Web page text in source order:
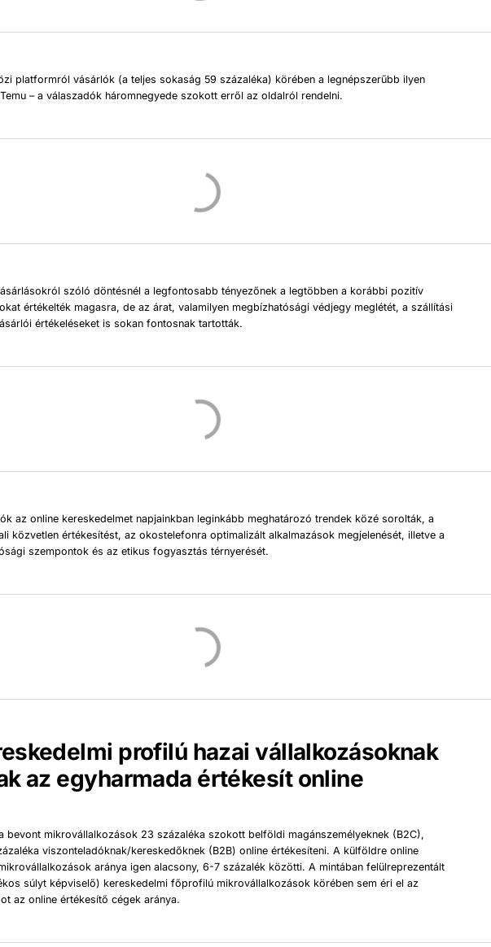
platformról vásárlók (a teljes sokaság 59 százaléka) körében a legnépszerűbb ilyen
– a válaszadók háromnegyede szokott erről az oldalról rendelni.
szóló döntésnél a legfontosabb tényezőnek a legtöbben a korábbi pozitív
értékelték magasra, de az árat, valamilyen megbízhatósági védjegy meglétét, a szállítási
értékeléseket is sokan fontosnak tartották.
az online kereskedelmet napjainkban leginkább meghatározó trendek közé sorolták, a
közvetlen értékesítést, az okostelefonra optimalizált alkalmazások megjelenését, illetve a
szempontok és az etikus fogyasztás térnyerését.
profilú hazai vállalkozásoknak
az egyharmada értékesít online
bevont mikrovállalkozások 23 százaléka szokott belföldi magánszemélyeknek (B2C),
viszonteladóknak/kereskedőknek (B2B) online értékesíteni. A külföldre online
aránya igen alacsony, 6-7 százalék közötti. A mintában felülreprezentált
súlyt képviselő) kereskedelmi főprofilú mikrovállalkozások körében sem éri el az
az online értékesítő cégek aránya.